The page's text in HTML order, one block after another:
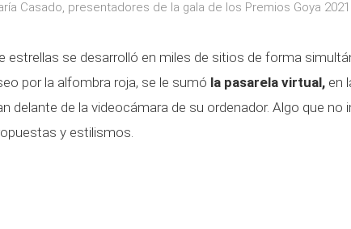
Casado, presentadores de la gala de los Premios Goya
estrellas se desarrolló en miles de sitios de forma
por la alfombra roja, se le sumó la pasarela virtual, en
delante de la videocámara de su ordenador. Algo que no
y estilismos.